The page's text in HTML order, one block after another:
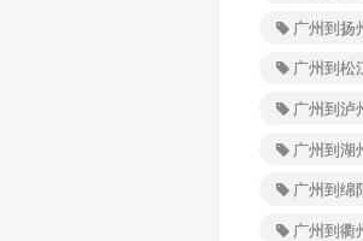
广州到扬
广州到松
广州到泸
广州到湖
广州到绵
广州到衢